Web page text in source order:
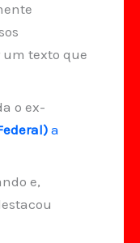
um texto que
o ex-
a
e,